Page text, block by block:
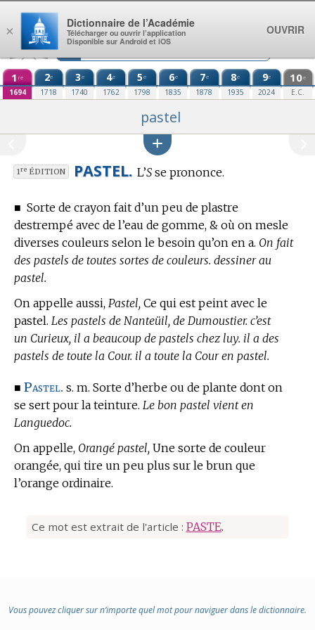
Aller au contenu
1 re
1694
2e
1718
3e
1740
4e
1762
5e
1798
6e
1835
7e
1878
8e
1935
9e
2024
10e
E.C.
pastel
1reÉDITION PASTEL. L’S se prononce.
■ Sorte de crayon fait d’un peu de plastre
destrempé avec de l’eau de gomme, & où on mesle
diverses couleurs selon le besoin qu’on en a. On fait
des pastels de toutes sortes de couleurs. dessiner au
pastel.
On appelle aussi, Pastel, Ce qui est peint avec le
pastel. Les pastels de Nanteüil, de Dumoustier. c’est
un Curieux, il a beaucoup de pastels chez luy. il a des
pastels de toute la Cour. il a toute la Cour en pastel.
■ Pastel. s. m. Sorte d’herbe ou de plante dont on
se sert pour la teinture. Le bon pastel vient en
Languedoc.
On appelle, Orangé pastel, Une sorte de couleur
orangée, qui tire un peu plus sur le brun que
l’orange ordinaire.
Ce mot est extrait de l'article : PASTE.
Vous pouvez cliquer sur n’importe quel mot pour naviguer dans le dictionnaire.
×
Dictionnaire de l’Académie
Télécharger ou ouvrir l’application
Disponible sur Android et iOS
OUVRIR